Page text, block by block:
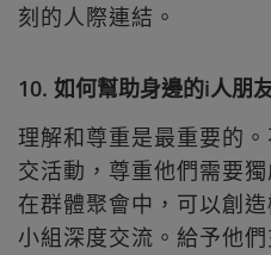
刻的人際連結。
10. 如何幫助身邊的i人朋
理解和尊重是最重要的
交活動，尊重他們需要
在群體聚會中，可以創
小組深度交流。給予他